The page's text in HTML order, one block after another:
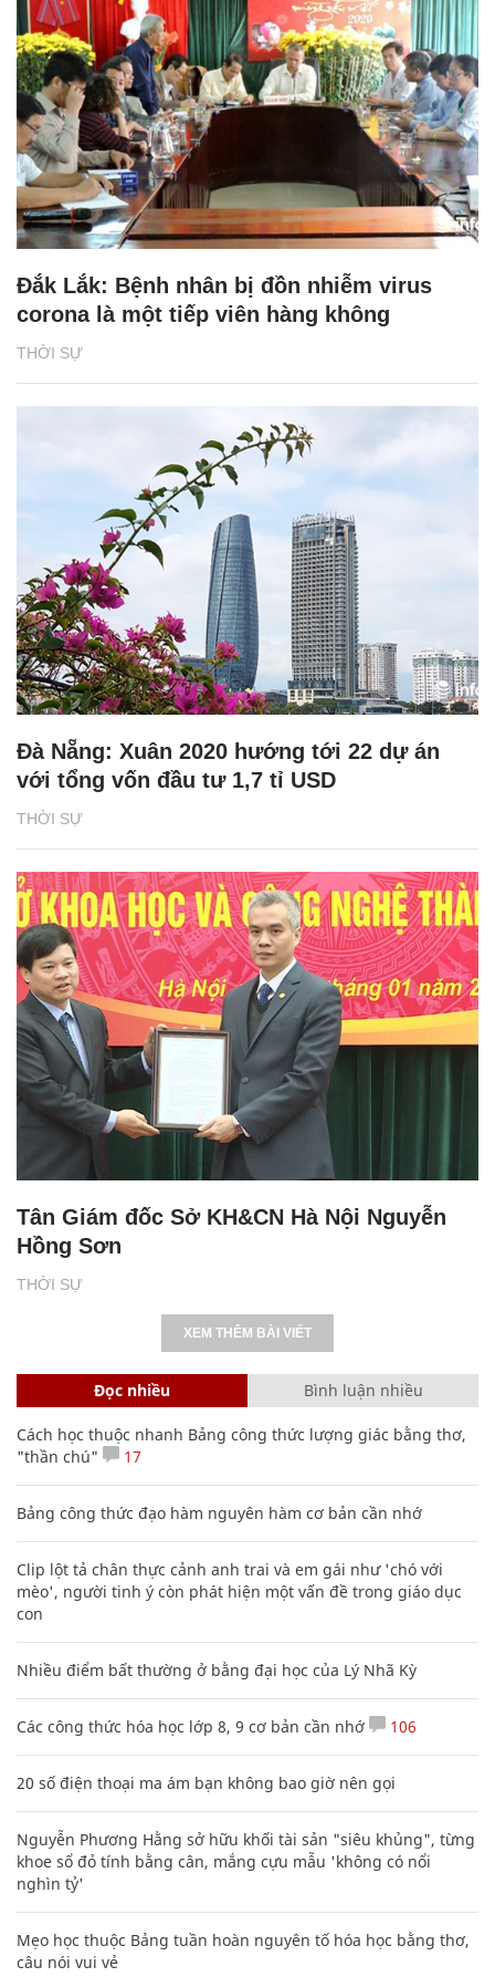
THỜI SỰ
Đắk Lắk: Bệnh nhân bị đồn nhiễm virus
corona là một tiếp viên hàng không
THỜI SỰ
Đà Nẵng: Xuân 2020 hướng tới 22 dự án
với tổng vốn đầu tư 1,7 tỉ USD
THỜI SỰ
Tân Giám đốc Sở KH&CN Hà Nội Nguyễn
Hồng Sơn
XEM THÊM BÀI VIẾT
Đọc nhiều Bình luận nhiều
Cách học thuộc nhanh Bảng công thức lượng giác bằng thơ,
"thần chú"
17
Bảng công thức đạo hàm nguyên hàm cơ bản cần nhớ
Clip lột tả chân thực cảnh anh trai và em gái như 'chó với
mèo', người tinh ý còn phát hiện một vấn đề trong giáo dục
con
Nhiều điểm bất thường ở bằng đại học của Lý Nhã Kỳ
Các công thức hóa học lớp 8, 9 cơ bản cần nhớ 106
20 số điện thoại ma ám bạn không bao giờ nên gọi
Nguyễn Phương Hằng sở hữu khối tài sản "siêu khủng", từng
khoe sổ đỏ tính bằng cân, mắng cựu mẫu 'không có nổi
nghìn tỷ'
Mẹo học thuộc Bảng tuần hoàn nguyên tố hóa học bằng thơ,
câu nói vui vẻ